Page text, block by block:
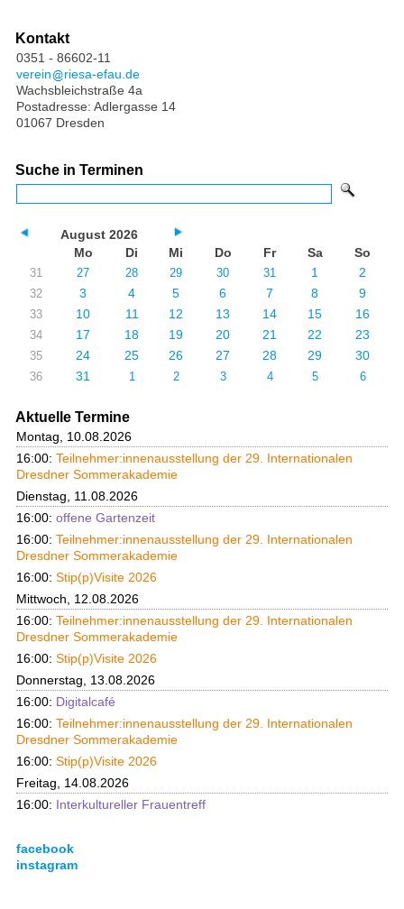
Kontakt
0351 - 86602-11
verein
riesa-efau.de
Wachsbleichstraße 4a
Postadresse: Adlergasse 14
01067 Dresden
Suche in Terminen
August 2026
Mo
Di Mi Do Fr Sa So
31 27 28 29 30 31 1 2
32 3 4 5 6 7 8 9
33 10 11 12 13 14 15 16
34 17 18 19 20 21 22 23
35 24 25 26 27 28 29 30
36 31 1 2 3 4 5 6
Aktuelle Termine
Montag, 10.08.2026
16:00: Teilnehmer:innenausstellung der 29. Internationalen
Dresdner Sommerakademie
Dienstag, 11.08.2026
16:00: offene Gartenzeit
16:00: Teilnehmer:innenausstellung der 29. Internationalen
Dresdner Sommerakademie
16:00: Stip(p)Visite 2026
Mittwoch, 12.08.2026
16:00: Teilnehmer:innenausstellung der 29. Internationalen
Dresdner Sommerakademie
16:00: Stip(p)Visite 2026
Donnerstag, 13.08.2026
16:00: Digitalcafé
16:00: Teilnehmer:innenausstellung der 29. Internationalen
Dresdner Sommerakademie
16:00: Stip(p)Visite 2026
Freitag, 14.08.2026
16:00: Interkultureller Frauentreff
facebook
instagram